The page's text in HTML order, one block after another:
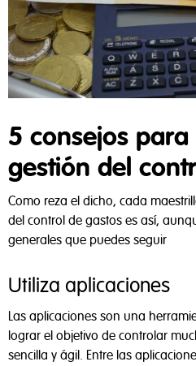
5 consejos
gestión del
Como reza el dicho, cada
del control de gastos es así,
generales que puedes seguir
Utiliza aplicaciones
Las aplicaciones son una
lograr el objetivo de controlar
sencilla y ágil. Entre las